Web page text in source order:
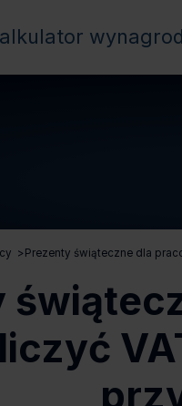
>Prezenty świąteczne dla